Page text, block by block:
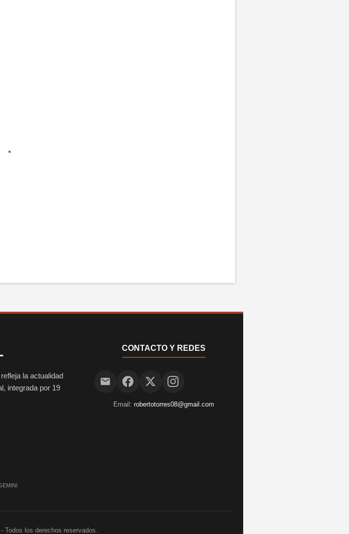
la actualidad
integrada por 19
CONTACTO Y REDES
Email: robertotorres08@gmail.com
Todos los derechos reservados.